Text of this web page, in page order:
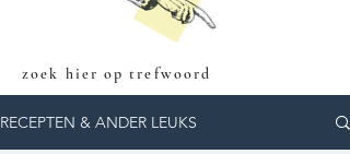
zoek hier op trefwoord
RECEPTEN & ANDER LEUKS